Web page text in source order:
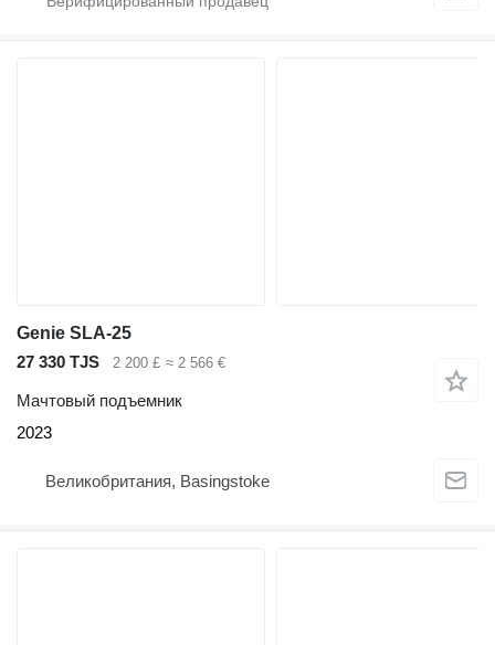
Genie SLA-25
27 330 TJS
2 200 £ ≈ 2 566 €
Мачтовый подъемник
2023
Великобритания, Basingstoke